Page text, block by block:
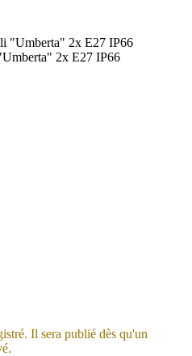
2x E27 IP66
Il sera publié dès qu'un